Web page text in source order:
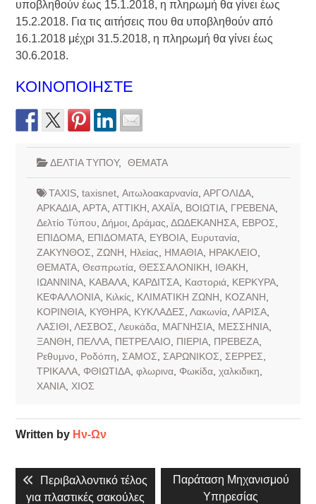
υποβληθούν έως 15.1.2018, η πληρωμή θα γίνει έως
15.2.2018. Για τις αιτήσεις που θα υποβληθούν από
16.1.2018 μέχρι 31.5.2018, η πληρωμή θα γίνει έως
30.6.2018.
ΚΟΙΝΟΠΟΙΗΣΤΕ
ΔΕΛΤΙΑ ΤΥΠΟΥ, ΘΕΜΑΤΑ
TAXIS, taxisnet, Αιτωλοακαρνανία, ΑΡΓΟΛΙΔΑ,
ΑΡΚΑΔΙΑ, ΑΡΤΑ, ΑΤΤΙΚΗ ΑΧΑΪΑ, ΒΟΙΩΤΙΑ, ΓΡΕΒΕΝΑ,
Δελτίο Τύπου Δήμοι, Δράμας ΔΩΔΕΚΑΝΗΣΑ, ΕΒΡΟΣ
ΕΠΙΔΟΜΑ, ΕΠΙΔΟΜΑΤΑ, ΕΥΒΟΙΑ, Ευρυτανία,
ΖΑΚΥΝΘΟΣ ΖΩΝΗ Ηλείας ΗΜΑΘΙΑ, ΗΡΑΚΛΕΙΟ
ΘΕΜΑΤΑ, Θεσπρωτία, ΘΕΣΣΑΛΟΝΙΚΗ ΙΘΑΚΗ
ΙΩΑΝΝΙΝΑ, ΚΑΒΑΛΑ, ΚΑΡΔΙΤΣΑ, Καστοριά, ΚΕΡΚΥΡΑ,
ΚΕΦΑΛΛΟΝΙΑ, Κιλκίς ΚΛΙΜΑΤΙΚΗ ΖΩΝΗ ΚΟΖΑΝΗ
ΚΟΡΙΝΘΙΑ, ΚΥΘΗΡΑ, ΚΥΚΛΑΔΕΣ Λακωνία, ΛΑΡΙΣΑ,
ΛΑΣΙΘΙ ΛΕΣΒΟΣ Λευκάδα, ΜΑΓΝΗΣΙΑ, ΜΕΣΣΗΝΙΑ,
ΞΑΝΘΗ
ΠΕΛΛΑ, ΠΕΤΡΕΛΑΙΟ ΠΙΕΡΙΑ, ΠΡΕΒΕΖΑ,
Ρεθυμνο
Ροδόπη ΣΑΜΟΣ ΣΑΡΩΝΙΚΟΣ ΣΕΡΡΕΣ
ΤΡΙΚΑΛΑ, ΦΘΙΩΤΙΔΑ, φλωρινα, Φωκίδα, χαλκιδικη
ΧΑΝΙΑ, ΧΙΟΣ
Written by Ην-Ων
άρθρων
Previous
post:
Περιβαλλοντικό τέλος
για πλαστικές σακούλες
Next
Παράταση Μηχανισμού
Υπηρεσίας